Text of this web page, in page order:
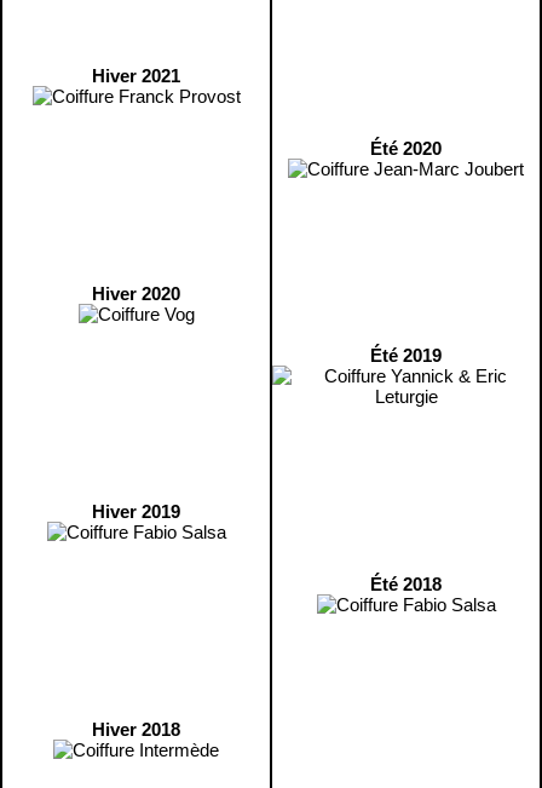
Hiver 2021
Hiver 2020
Hiver 2019
Hiver 2018
Été 2020
Été 2019
Été 2018